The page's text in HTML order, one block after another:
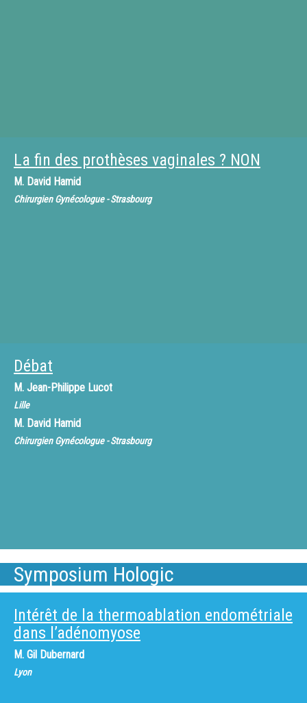
La fin des prothèses vaginales ? NON
M. David Hamid
Chirurgien Gynécologue - Strasbourg
Débat
M. Jean-Philippe Lucot
Lille
M. David Hamid
Chirurgien Gynécologue - Strasbourg
Symposium Hologic
Intérêt de la thermoablation endométriale
dans l’adénomyose
M. Gil Dubernard
Lyon